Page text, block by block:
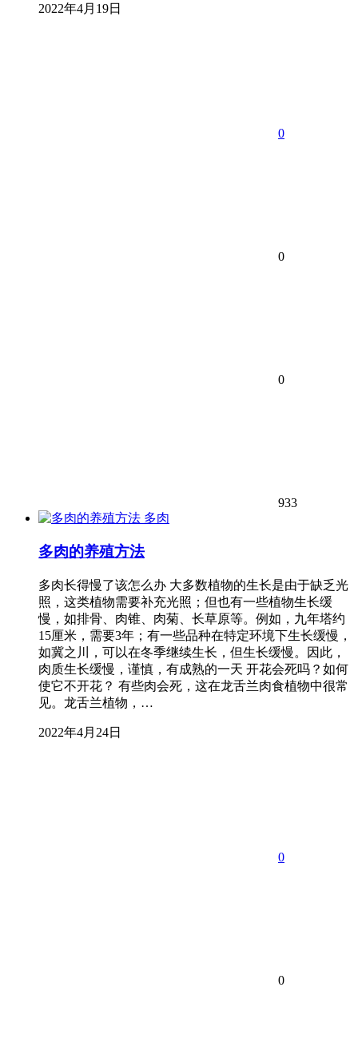
2022年4月19日
0
0
0
933
多肉
多肉的养殖方法
多肉长得慢了该怎么办 大多数植物的生长是由于缺乏光
照，这类植物需要补充光照；但也有一些植物生长缓
慢，如排骨、肉锥、肉菊、长草原等。例如，九年塔约
15厘米，需要3年；有一些品种在特定环境下生长缓慢，
如冀之川，可以在冬季继续生长，但生长缓慢。因此，
肉质生长缓慢，谨慎，有成熟的一天 开花会死吗？如何
使它不开花？ 有些肉会死，这在龙舌兰肉食植物中很常
见。龙舌兰植物，…
2022年4月24日
0
0